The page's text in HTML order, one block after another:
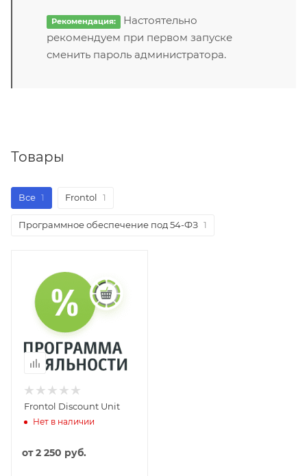
Рекомендация: Настоятельно
рекомендуем при первом запуске
сменить пароль администратора.
Товары
Все 1 Frontol 1
Программное обеспечение под 54-ФЗ 1
Frontol Discount Unit
Нет в наличии
от2 250 руб.